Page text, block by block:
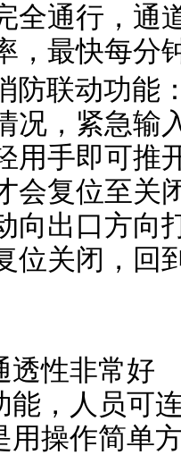
全通行，通
，最快每分
联动功能
况，紧急输
用手即可推
会复位至关
向出口方向
位关闭，回
透性非常好
，人员可
用操作简单